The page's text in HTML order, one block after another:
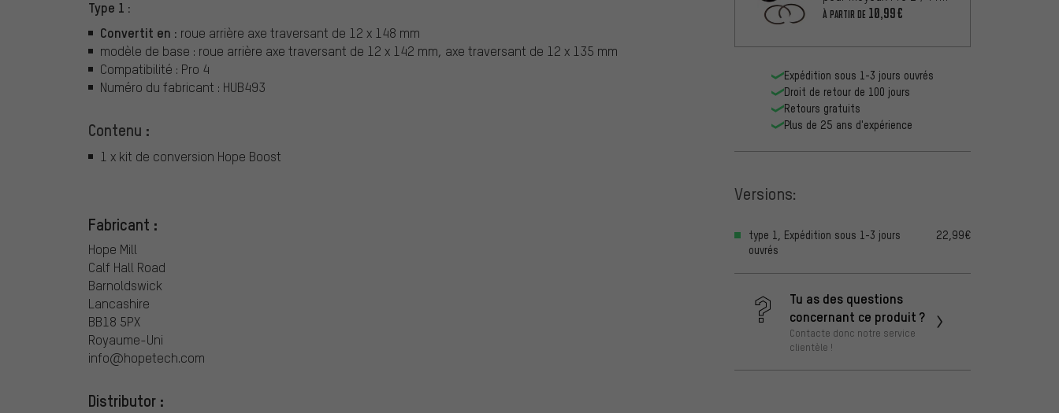
Type 1 :
Convertit en : roue arrière axe traversant de 12 x 148 mm
modèle de base : roue arrière axe traversant de 12 x 142 mm, axe traversant de 12 x 135 mm
Compatibilité : Pro 4
Numéro du fabricant : HUB493
Contenu :
1 x kit de conversion Hope Boost
Fabricant :
Hope Mill
Calf Hall Road
Barnoldswick
Lancashire
BB18 5PX
Royaume-Uni
info@hopetech.com
Distributor :
2 Evo
À PARTIR DE 10,99€
Expédition sous 1-3 jours ouvrés
Droit de retour de 100 jours
Retours gratuits
Plus de 25 ans d'expérience
Versions:
type 1, Expédition sous 1-3 jours
ouvrés
22,99€
Tu as des questions
concernant ce produit ?
Contacte donc notre service
clientèle !